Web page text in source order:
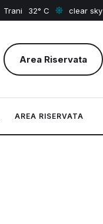
Trani 32 clear sky
Area Riservata
AREA RISERVATA